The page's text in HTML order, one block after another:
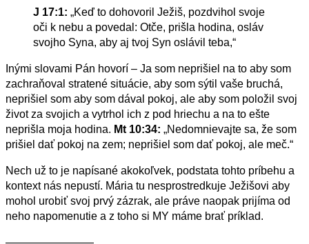
J 17:1: „Keď to dohovoril Ježiš, pozdvihol svoje
oči k nebu a povedal: Otče, prišla hodina, osláv
svojho Syna, aby aj tvoj Syn oslávil teba,“
Inými slovami Pán hovorí – Ja som neprišiel na to aby som
zachraňoval stratené situácie, aby som sýtil vaše bruchá,
neprišiel som aby som dával pokoj, ale aby som položil svoj
život za svojich a vytrhol ich z pod hriechu a na to ešte
neprišla moja hodina. Mt 10:34: „Nedomnievajte sa, že som
prišiel dať pokoj na zem; neprišiel som dať pokoj, ale meč.“
Nech už to je napísané akokoľvek, podstata tohto príbehu a
kontext nás nepustí. Mária tu nesprostredkuje Ježišovi aby
mohol urobiť svoj prvý zázrak, ale práve naopak prijíma od
neho napomenutie a z toho si MY máme brať príklad.